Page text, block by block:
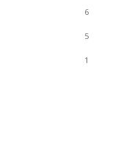
6
5
1